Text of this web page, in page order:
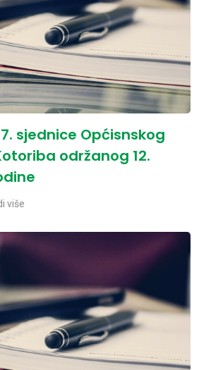
sjednice Općisnskog
održanog 12.
više